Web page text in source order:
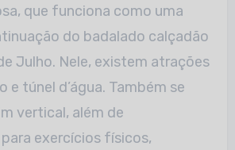
que funciona como uma
do badalado calçadão
Julho. Nele, existem atrações
e túnel d’água. Também se
vertical, além de
exercícios físicos,